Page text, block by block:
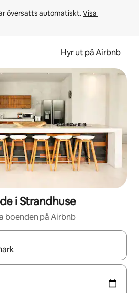
översatts automatiskt. Visa
Hyr ut på Airbnb
i Strandhuse
boenden på Airbnb
kan du navigera med upp- och